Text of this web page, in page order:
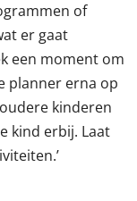
of
er gaat
een moment om
planner erna op
kinderen
kind erbij. Laat